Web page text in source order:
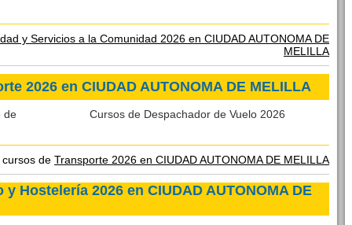
y Servicios a la Comunidad 2026 en CIUDAD AUTONOMA DE
MELILLA
2026 en CIUDAD AUTONOMA DE MELILLA
de
Cursos de Despachador de Vuelo 2026
de Transporte 2026 en CIUDAD AUTONOMA DE MELILLA
Hostelería 2026 en CIUDAD AUTONOMA DE